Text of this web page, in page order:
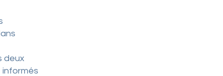
deux
informés